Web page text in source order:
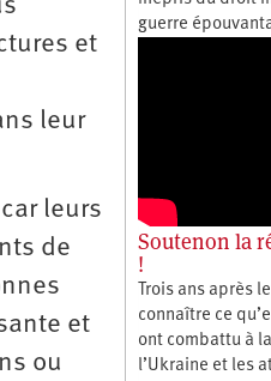
et
leur
leurs
de
et
ou
guerre
Soutenon la
!
Trois ans après
connaître ce
ont combattu à
l’Ukraine et les